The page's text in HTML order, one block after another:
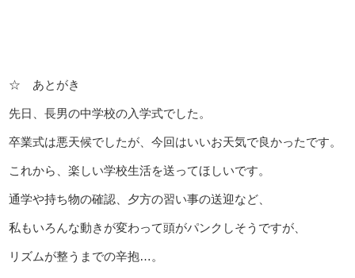
☆ あとがき
先日、長男の中学校の入学式でした。
卒業式は悪天候でしたが、今回はいいお天気で良かったです。
これから、楽しい学校生活を送ってほしいです。
通学や持ち物の確認、夕方の習い事の送迎など、
私もいろんな動きが変わって頭がパンクしそうですが、
リズムが整うまでの辛抱…。